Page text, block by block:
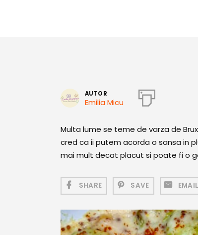
AUTOR
Emilia Micu
Multa lume se teme de varza de
cred ca ii putem acorda o sansa in
mai mult decat placut si poate fi o
SHARE SAVE EMAIL